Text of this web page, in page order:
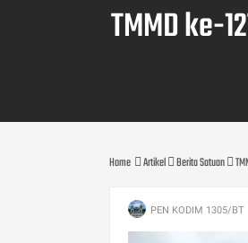
TMMD ke-
Home Artikel Berita Satuan
PEN KODIM 1305/BT